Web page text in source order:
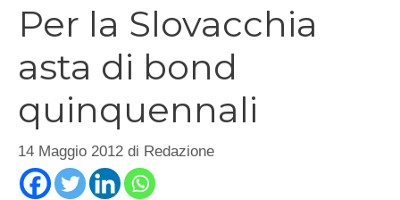
Per la Slovacchia
asta di bond
quinquennali
14 Maggio 2012 di Redazione